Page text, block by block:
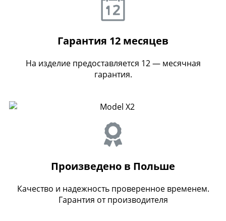
Гарантия 12 месяцев
На изделие предоставляется 12 — месячная
гарантия.
Произведено в Польше
Качество и надежность проверенное временем.
Гарантия от производителя